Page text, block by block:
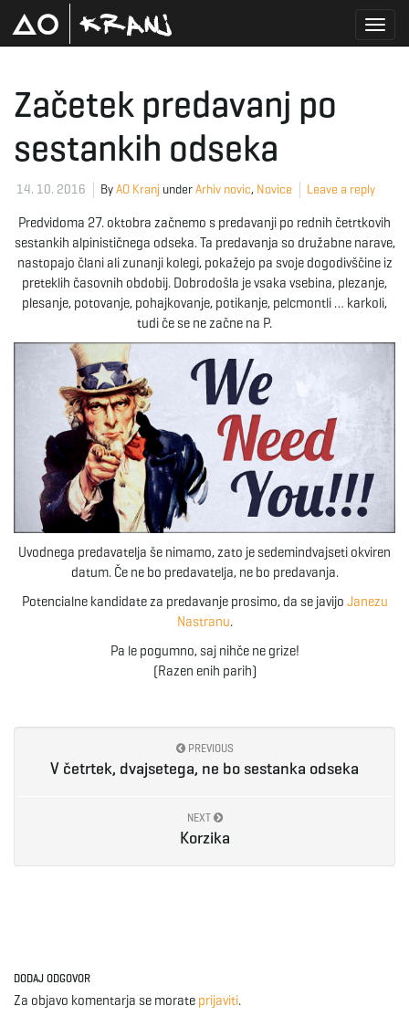
g
a
Začetek predavanj po
sestankih odseka
14. 10. 2016 ByAO Kranj underArhiv novic, Novice Leave a reply
Predvidoma 27. oktobra začnemo s predavanji po rednih četrtkovih
sestankih alpinističnega odseka. Ta predavanja so družabne narave,
nastopajo člani ali zunanji kolegi, pokažejo pa svoje dogodivščine iz
preteklih časovnih obdobij. Dobrodošla je vsaka vsebina, plezanje,
plesanje, potovanje, pohajkovanje, potikanje, pelcmontli … karkoli,
tudi če se ne začne na P.
Uvodnega predavatelja še nimamo, zato je sedemindvajseti okviren
datum. Če ne bo predavatelja, ne bo predavanja.
Potencialne kandidate za predavanje prosimo, da se javijo Janezu
Nastranu.
Pa le pogumno, saj nihče ne grize!
(Razen enih parih)
PREVIOUS
V četrtek, dvajsetega, ne bo sestanka odseka
NEXT
Korzika
DODAJ ODGOVOR
Za objavo komentarja se morate prijaviti.